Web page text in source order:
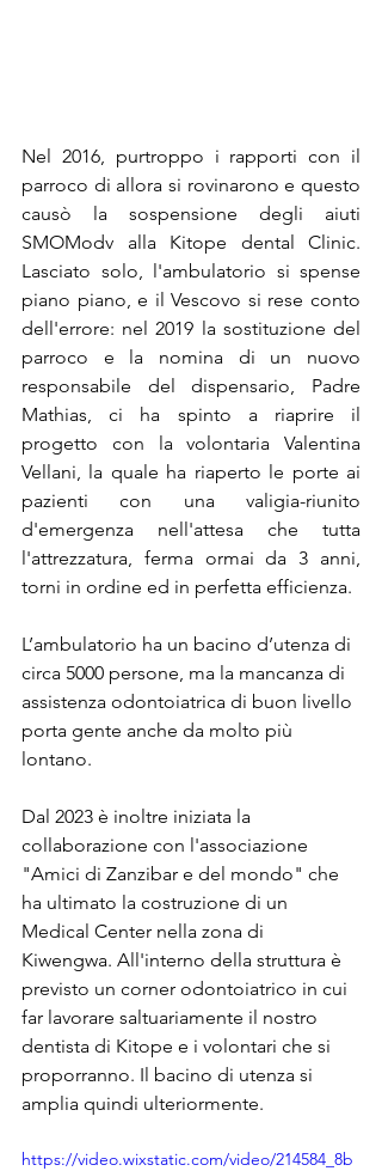
Nel 2016, purtroppo i rapporti con il
parroco di allora si rovinarono e questo
causò la sospensione degli aiuti
SMOModv alla Kitope dental Clinic.
Lasciato solo, l'ambulatorio si spense
piano piano, e il Vescovo si rese conto
dell'errore: nel 2019 la sostituzione del
parroco e la nomina di un nuovo
responsabile del dispensario, Padre
Mathias, ci ha spinto a riaprire il
progetto con la volontaria Valentina
Vellani, la quale ha riaperto le porte ai
pazienti con una valigia-riunito
d'emergenza nell'attesa che tutta
l'attrezzatura, ferma ormai da 3 anni,
torni in ordine ed in perfetta efficienza.
L’ambulatorio ha un bacino d’utenza di
circa 5000 persone, ma la mancanza di
assistenza odontoiatrica di buon livello
porta gente anche da molto più
lontano.
Dal 2023 è inoltre iniziata la
collaborazione con l'associazione
"Amici di Zanzibar e del mondo" che
ha ultimato la costruzione di un
Medical Center nella zona di
Kiwengwa. All'interno della struttura è
previsto un corner odontoiatrico in cui
far lavorare saltuariamente il nostro
dentista di Kitope e i volontari che si
proporranno. Il bacino di utenza si
amplia quindi ulteriormente.
https://video.wixstatic.com/video/214584_8b